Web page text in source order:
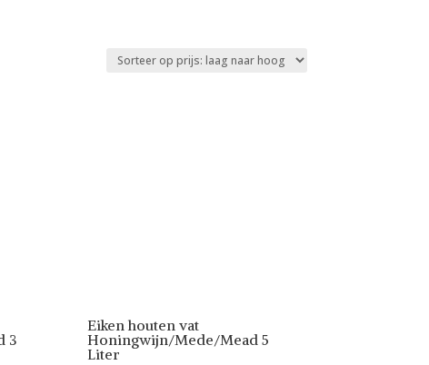
3
Eiken houten vat
Honingwijn/Mede/Mead 5
Liter